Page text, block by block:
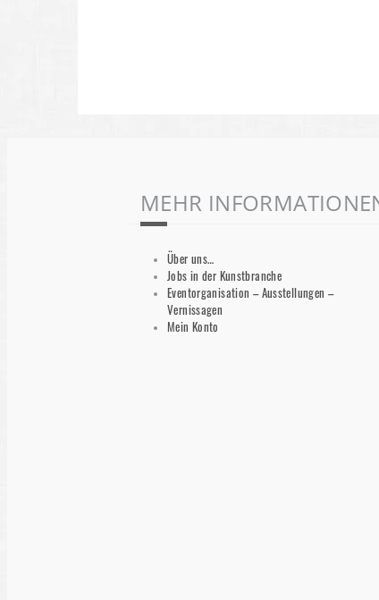
MEHR
Über uns…
Jobs in der Kunstbranche
Eventorganisation – Ausstellungen –
Vernissagen
Mein Konto